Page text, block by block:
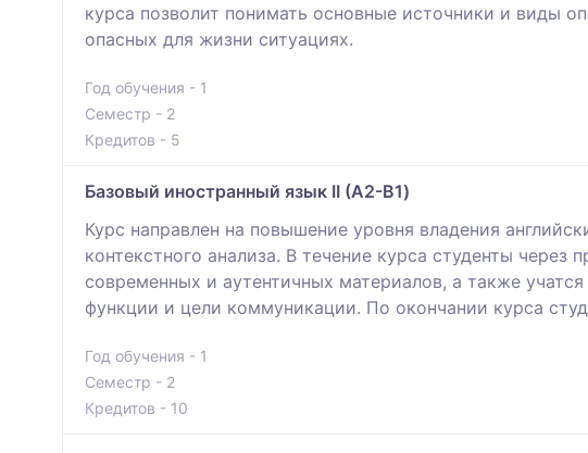
курса позволит понимать основные источники и виды
опасных для жизни ситуациях.
Год обучения - 1
Семестр - 2
Кредитов - 5
Базовый иностранный язык ІІ (A2-B1)
Курс направлен на повышение уровня владения
контекстного анализа. В течение курса студенты
современных и аутентичных материалов, а также
функции и цели коммуникации. По окончании курса
Год обучения - 1
Семестр - 2
Кредитов - 10